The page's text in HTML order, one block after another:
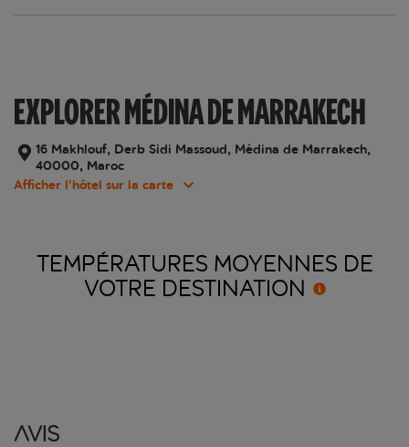
EXPLORER MÉDINA DE MARRAKECH
16 Makhlouf, Derb Sidi Massoud, Médina de Marrakech,
40000, Maroc
Afficher l’hôtel sur la carte
TEMPÉRATURES MOYENNES DE
VOTRE DESTINATION
Avis